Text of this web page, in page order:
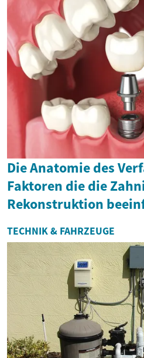
Die Anatomie des
Faktoren die die
Rekonstruktion
TECHNIK & FAHRZEUGE